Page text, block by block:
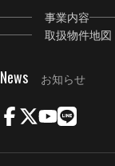
事業内容
取扱物件地図
News お知らせ